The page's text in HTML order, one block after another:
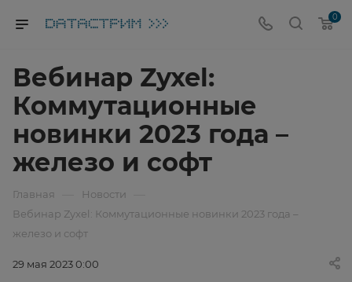
0
Вебинар Zyxel:
Коммутационные
новинки 2023 года –
железо и софт
Главная Новости
Вебинар Zyxel: Коммутационные новинки 2023 года –
железо и софт
29 мая 2023 0:00